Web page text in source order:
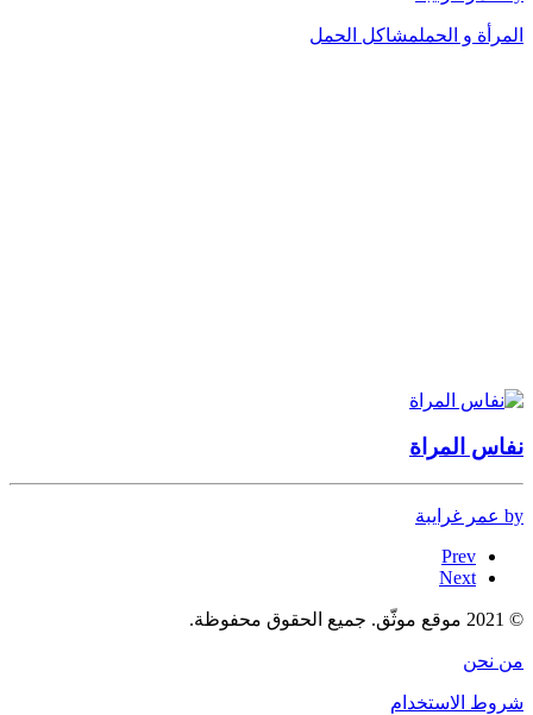
المرأة و الحملمشاكل الحمل
نفاس المراة
by عمر غرايبة
Prev
Next
© 2021 موقع موثّق. جميع الحقوق محفوظة.
من نحن
شروط الاستخدام